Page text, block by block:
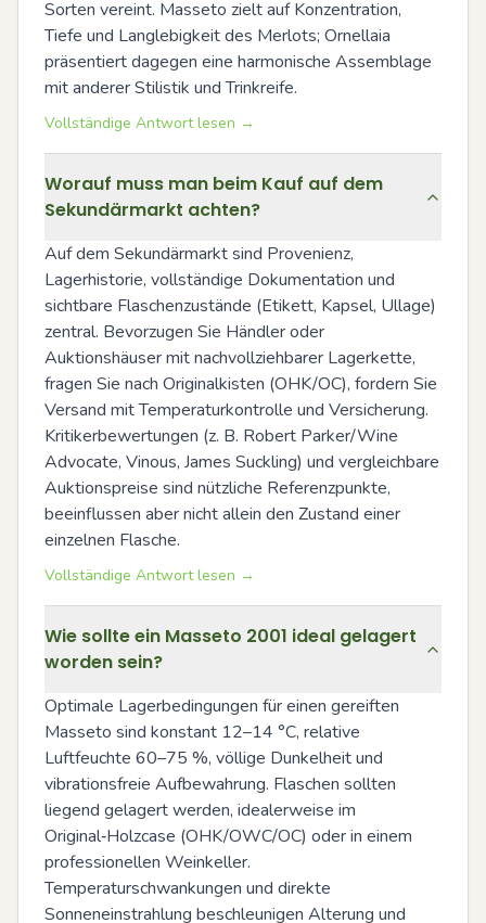
Sorten vereint. Masseto zielt auf Konzentration,
Tiefe und Langlebigkeit des Merlots; Ornellaia
präsentiert dagegen eine harmonische Assemblage
mit anderer Stilistik und Trinkreife.
Vollständige Antwort lesen →
Worauf muss man beim Kauf auf dem
Sekundärmarkt achten?
Auf dem Sekundärmarkt sind Provenienz,
Lagerhistorie, vollständige Dokumentation und
sichtbare Flaschenzustände (Etikett, Kapsel, Ullage)
zentral. Bevorzugen Sie Händler oder
Auktionshäuser mit nachvollziehbarer Lagerkette,
fragen Sie nach Originalkisten (OHK/OC), fordern Sie
Versand mit Temperaturkontrolle und Versicherung.
Kritikerbewertungen (z. B. Robert Parker/Wine
Advocate, Vinous, James Suckling) und vergleichbare
Auktionspreise sind nützliche Referenzpunkte,
beeinflussen aber nicht allein den Zustand einer
einzelnen Flasche.
Vollständige Antwort lesen →
Wie sollte ein Masseto 2001 ideal gelagert
worden sein?
Optimale Lagerbedingungen für einen gereiften
Masseto sind konstant 12–14 °C, relative
Luftfeuchte 60–75 %, völlige Dunkelheit und
vibrationsfreie Aufbewahrung. Flaschen sollten
liegend gelagert werden, idealerweise im
Original‑Holzcase (OHK/OWC/OC) oder in einem
professionellen Weinkeller.
Temperaturschwankungen und direkte
Sonneneinstrahlung beschleunigen Alterung und